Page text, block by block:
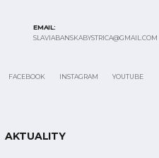
EMAIL:
SLAVIABANSKABYSTRICA@GMAIL.COM
FACEBOOK INSTAGRAM YOUTUBE
AKTUALITY